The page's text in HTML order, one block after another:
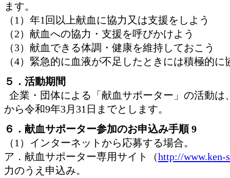
ます。
（1）年1回以上献血に協力又は支援をしよう
（2）献血への協力・支援を呼びかけよう
（3）献血できる体調・健康を維持しておこう
（4）緊急的に血液が不足したときには積極的
５．活動期間
企業・団体による「献血サポーター」の活動は
から令和9年3月31日までとします。
６．献血サポーター参加のお申込み手順 9
（1）インターネットから応募する場合。
ア．献血サポーター専用サイト（http://www.ken-
力のうえ申込み。